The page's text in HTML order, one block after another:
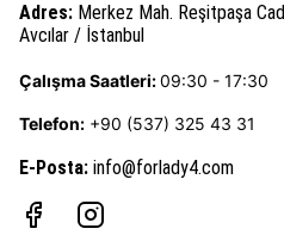
Adres: Merkez Mah. Reşitpaşa
Avcılar / İstanbul
Çalışma Saatleri:09:30 - 17:30
Telefon: +90 (537) 325 43 31
E-Posta: info@forlady4.com